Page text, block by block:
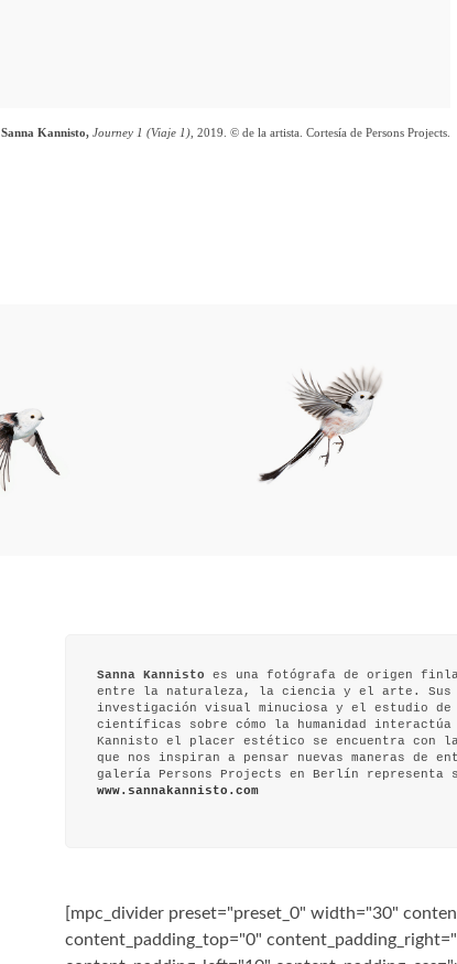
Sanna Kannisto, Journey 1 (Viaje 1) , 2019. © de la artista. Cortesía de Persons Projects.
Sanna Kannisto es una fotógrafa de origen
entre la naturaleza, la ciencia y el arte. Sus
investigación visual minuciosa y el estudio de
científicas sobre cómo la humanidad
Kannisto el placer estético se encuentra con
que nos inspiran a pensar nuevas maneras de
galería Persons Projects en Berlín representa
www.sannakannisto.com
[mpc_divider preset="preset_0" width="30"
content_padding_top="0"